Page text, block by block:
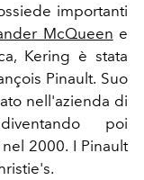
importanti
McQueen e
Kering è stata
Pinault. Suo
nell'azienda di
poi
2000. I Pinault